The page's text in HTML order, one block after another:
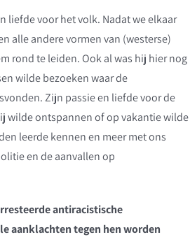
liefde voor het volk. Nadat we elkaar
alle andere vormen van (westerse)
rond te leiden. Ook al was hij hier nog
wilde bezoeken waar de
Zijn passie en liefde voor de
wilde ontspannen of op vakantie wilde
leerde kennen en meer met ons
en de aanvallen op
antiracistische
aanklachten tegen hen worden